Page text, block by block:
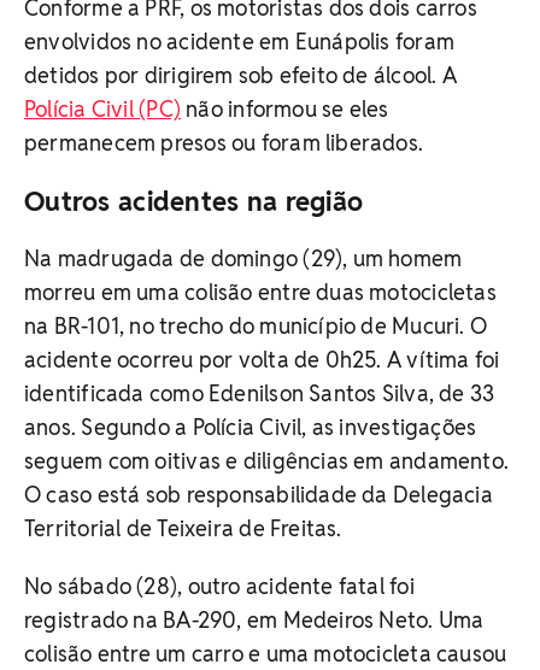
Conforme a PRF, os motoristas dos dois carros
envolvidos no acidente em Eunápolis foram
detidos por dirigirem sob efeito de álcool. A
Polícia Civil (PC) não informou se eles
permanecem presos ou foram liberados.
Outros acidentes na região
Na madrugada de domingo (29), um homem
morreu em uma colisão entre duas motocicletas
na BR-101, no trecho do município de Mucuri. O
acidente ocorreu por volta de 0h25. A vítima foi
identificada como Edenilson Santos Silva, de 33
anos. Segundo a Polícia Civil, as investigações
seguem com oitivas e diligências em andamento.
O caso está sob responsabilidade da Delegacia
Territorial de Teixeira de Freitas.
No sábado (28), outro acidente fatal foi
registrado na BA-290, em Medeiros Neto. Uma
colisão entre um carro e uma motocicleta causou